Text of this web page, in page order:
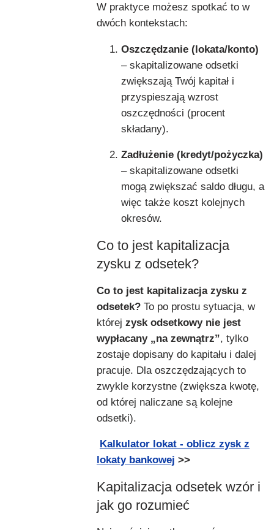
W praktyce możesz spotkać to w
dwóch kontekstach:
Oszczędzanie (lokata/konto)
– skapitalizowane odsetki
zwiększają Twój kapitał i
przyspieszają wzrost
oszczędności (procent
składany).
Zadłużenie (kredyt/pożyczka)
– skapitalizowane odsetki
mogą zwiększać saldo długu, a
więc także koszt kolejnych
okresów.
Co to jest kapitalizacja
zysku z odsetek?
Co to jest kapitalizacja zysku z
odsetek? To po prostu sytuacja, w
której zysk odsetkowy nie jest
wypłacany „na zewnątrz”, tylko
zostaje dopisany do kapitału i dalej
pracuje. Dla oszczędzających to
zwykle korzystne (zwiększa kwotę,
od której naliczane są kolejne
odsetki).
Kalkulator lokat - oblicz zysk z
lokaty bankowej >>
Kapitalizacja odsetek wzór i
jak go rozumieć